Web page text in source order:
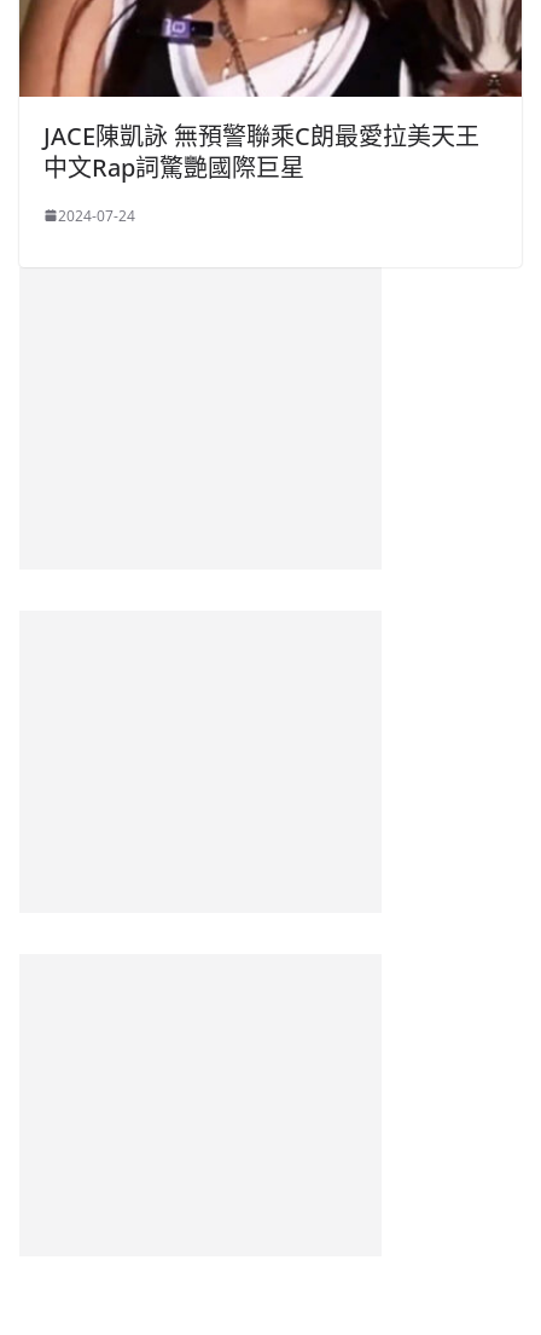
JACE陳凱詠 無預警聯乘C朗最愛拉美天王
中文Rap詞驚艷國際巨星
2024-07-24